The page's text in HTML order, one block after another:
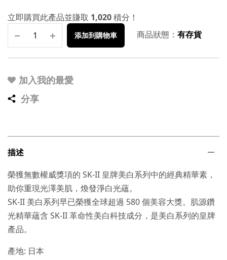
立即購買此產品並賺取 1,020積分！
添加到購物車 商品狀態： 有存貨
加入我的最愛
分享
描述
榮獲無數權威獎項的 SK-II 皇牌美白系列中的經典精華素，
助你重現光澤美肌，煥發淨白光蘊。
SK-II 美白系列早已榮獲全球超過 580 個美容大獎。肌源鑽
光精華蘊含 SK-II 革命性美白科技成分，是美白系列的皇牌
產品。
產地: 日本